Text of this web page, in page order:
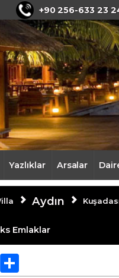
Danışmanlığı
+90 256-633 23
Yazlıklar Arsalar
Aydın
Emlaklar
Share